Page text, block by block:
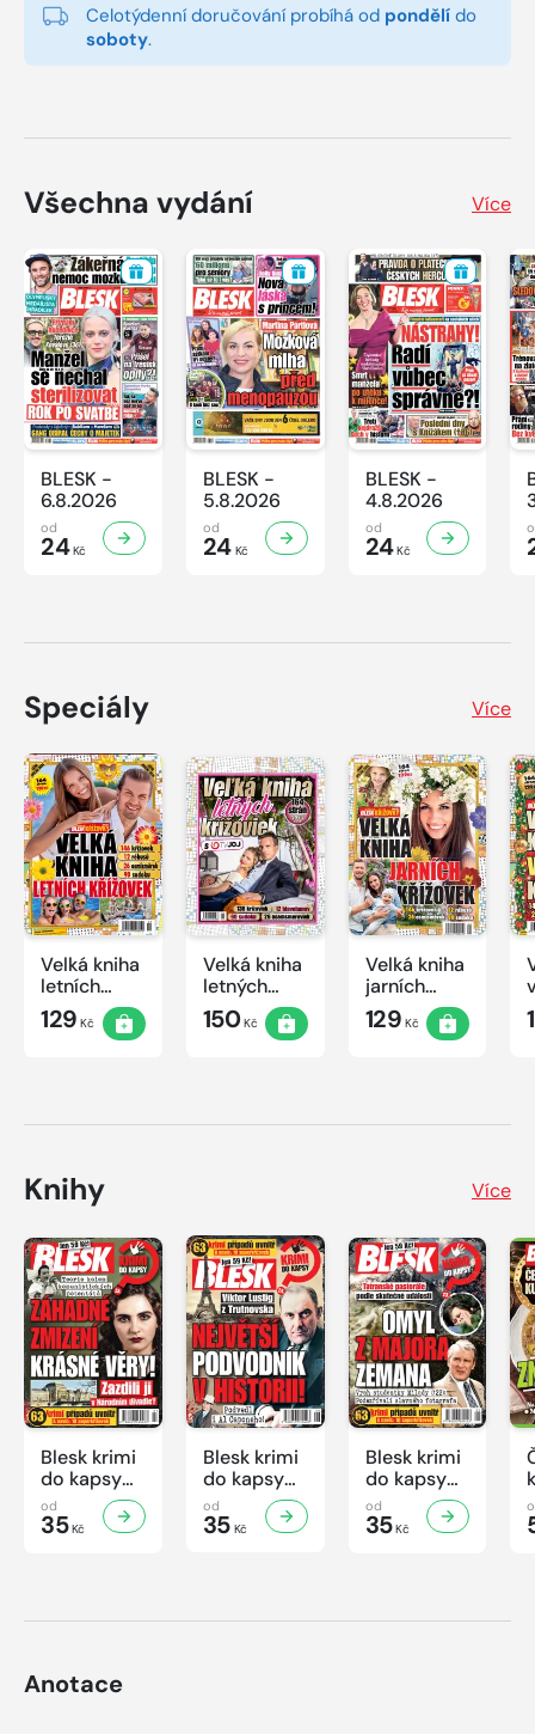
Celotýdenní doručování probíhá od pondělí do
soboty.
Všechna vydání Více
BLESK -
6.8.2026
od
24Kč
BLESK -
5.8.2026
od
24Kč
BLESK -
4.8.2026
od
24Kč
Speciály Více
Velká kniha
letních
křížovek
2026
129 Kč
Velká kniha
letných
krížoviek s
TV JOJ
150Kč
Velká kniha
jarních
křížovek
2026
129 Kč
Knihy Více
Blesk krimi
do kapsy
č.7/2026
od
35Kč
Blesk krimi
do kapsy
č.6/2026
od
35Kč
Blesk krimi
do kapsy
č.5/2026
od
35Kč
Anotace